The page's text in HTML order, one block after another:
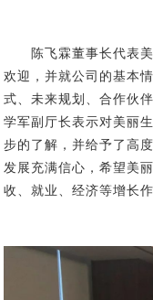
陈飞霖董事长代表美
欢迎，并就公司的基本
式、未来规划、合作伙
学军副厅长表示对美丽
步的了解，并给予了高
发展充满信心 ，希望美
收、就业、经济等增长